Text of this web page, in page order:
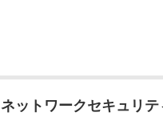
ネットワークセキュリ